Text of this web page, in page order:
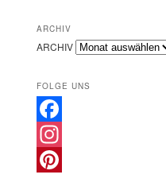
ARCHIV
ARCHIV
FOLGE UNS
Facebook
Instagram